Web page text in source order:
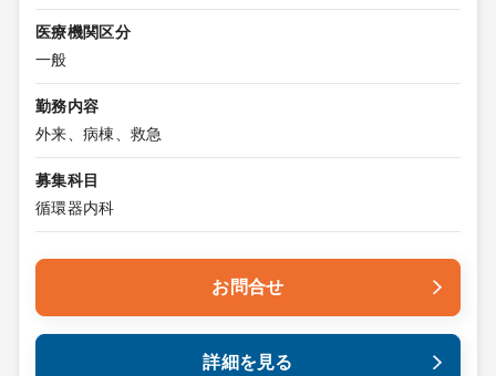
医療機関区分
一般
勤務内容
外来、病棟、救急
募集科目
循環器内科
お問合せ
詳細を見る